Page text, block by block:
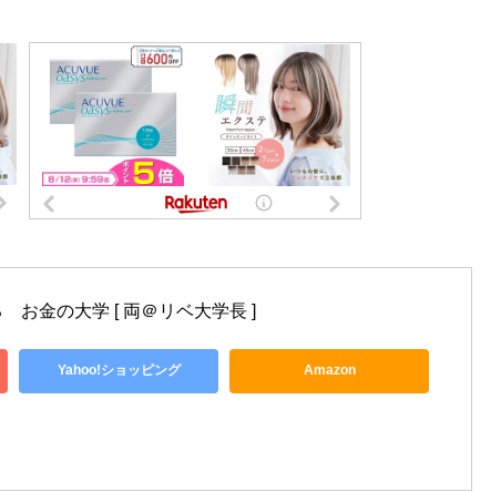
お金の大学 [ 両＠リベ大学長 ]
Yahoo!ショッピング Amazon